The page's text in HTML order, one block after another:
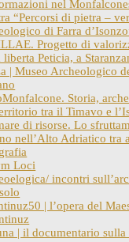
nel
“Percorsi di pietra –
di Farra
Progetto di
liberta Peticia, a
| Museo Archeologico
Storia,
tra il Timavo e
di risorse. Lo
nell’Alto Adriatico tra
Loci
incontri
| l’opera del
| il documentario